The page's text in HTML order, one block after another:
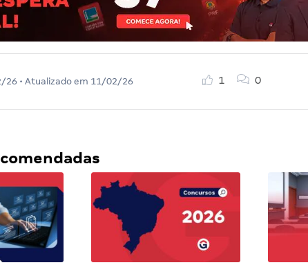
26 • Atualizado em 11/02/26
1 0